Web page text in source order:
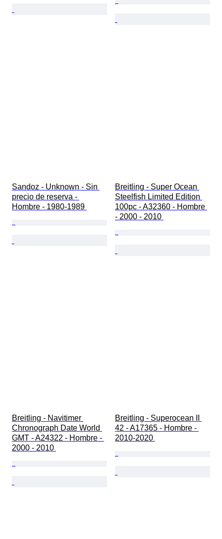
Sandoz - Unknown - Sin
precio de reserva -
Hombre - 1980-1989
Breitling - Super Ocean
Steelfish Limited Edition
100pc - A32360 - Hombre
- 2000 - 2010
Breitling - Navitimer
Chronograph Date World
GMT - A24322 - Hombre -
2000 - 2010
Breitling - Superocean II
42 - A17365 - Hombre -
2010-2020